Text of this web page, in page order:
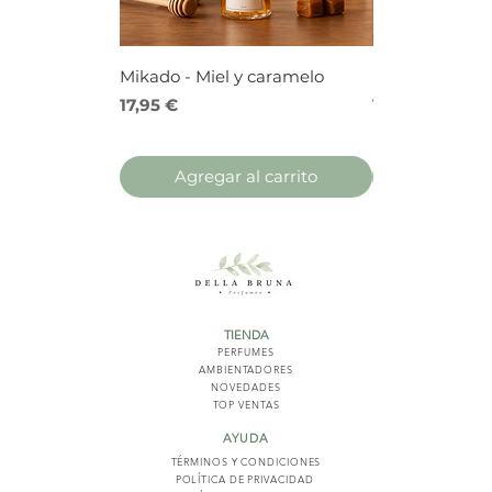
Mikado - Miel y caramelo
Precio
17,95 €
Agregar al carrito
Precio
17,95 €
TIENDA
PERFUMES
AMBIENTADORES
NOVEDADES
TOP VENTAS
AYUDA
TÉRMINOS Y CONDICIONES
POLÍTICA DE PRIVACIDAD